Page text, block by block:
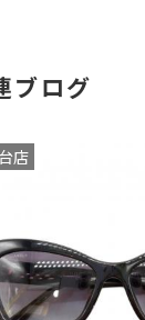
ブログ
店